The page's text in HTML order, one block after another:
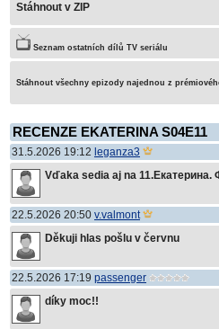
Stáhnout v ZIP
Seznam ostatních dílů TV seriálu
Stáhnout všechny epizody najednou z
RECENZE EKATERINA S04E11
31.5.2026 19:12 leganza3
Vďaka sedia aj na
22.5.2026 20:50 v.valmont
Děkuji hlas pošlu v červnu
22.5.2026 17:19 passenger
díky moc!!